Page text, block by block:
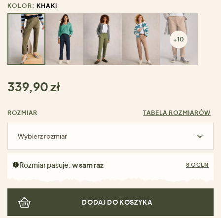
KOLOR: KHAKI
+10
339,90 zł
ROZMIAR TABELA ROZMIARÓW
Wybierz rozmiar
Rozmiar pasuje:w sam raz 8 OCEN
DODAJ DO KOSZYKA